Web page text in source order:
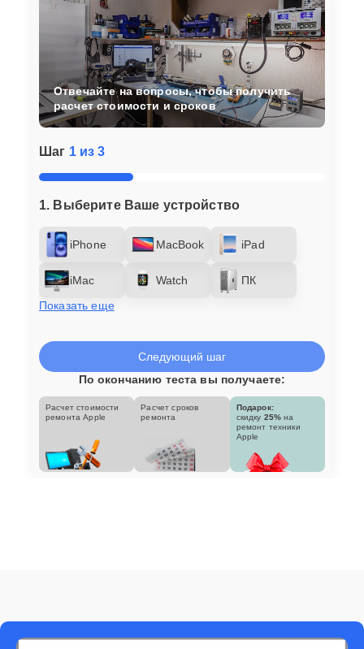
Шаг 1 из 3
1. Выберите Ваше устройство
iPhone MacBook iPad
iMac Watch
ПК
Показать еще
Отвечайте на вопросы, чтобы получить
расчет стоимости и сроков
Следующий шаг
По окончанию теста вы получаете:
Расчет стоимости
ремонта Apple
Расчет сроков
ремонта
Подарок:
скидку 25% на
ремонт техники
Apple